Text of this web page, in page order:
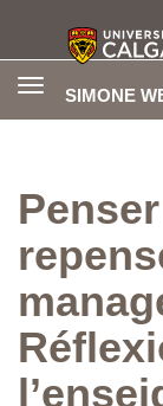
SIMONE
Toggle